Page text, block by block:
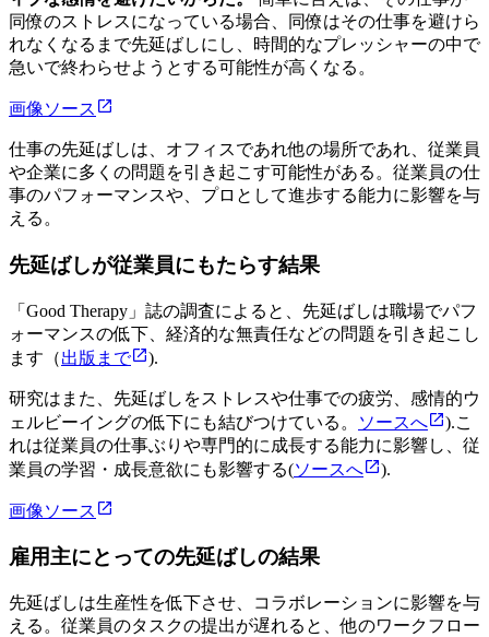
同僚のストレスになっている場合、同僚はその仕事を避けら
れなくなるまで先延ばしにし、時間的なプレッシャーの中で
急いで終わらせようとする可能性が高くなる。
画像ソース
仕事の先延ばしは、オフィスであれ他の場所であれ、従業員
や企業に多くの問題を引き起こす可能性がある。従業員の仕
事のパフォーマンスや、プロとして進歩する能力に影響を与
える。
先延ばしが従業員にもたらす結果
「Good Therapy」誌の調査によると、先延ばしは職場でパフ
ォーマンスの低下、経済的な無責任などの問題を引き起こし
ます（出版まで ).
研究はまた、先延ばしをストレスや仕事での疲労、感情的ウ
ェルビーイングの低下にも結びつけている。
ソースへ
).こ
れは従業員の仕事ぶりや専門的に成長する能力に影響し、従
業員の学習・成長意欲にも影響する(ソースへ ).
画像ソース
雇用主にとっての先延ばしの結果
先延ばしは生産性を低下させ、コラボレーションに影響を与
える。従業員のタスクの提出が遅れると、他のワークフロー